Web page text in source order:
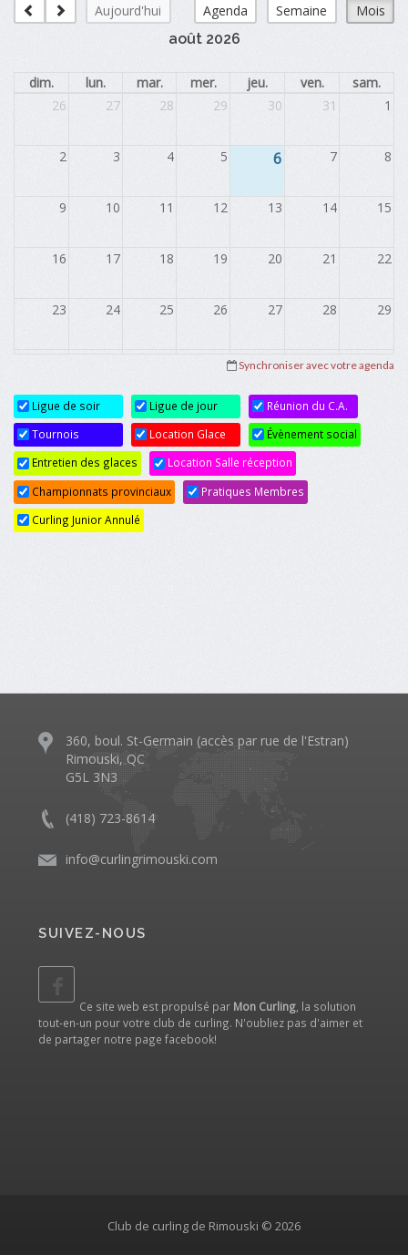
Aujourd'hui Agenda Semaine
Mois
août 2026
dim. lun. mar. mer. jeu. ven.
sam.
26
27 28 29 30 31 1
2 3 4 5 6 7 8
9 10 11 12 13 14 15
16 17 18 19 20 21 22
23 24 25 26 27 28 29
2 3 4 5
Synchroniser avec votre agenda
Ligue de soir Ligue de jour
Réunion du C.A.
Tournois
Location Glace
Évènement social
Entretien des glaces
Location Salle réception
Championnats provinciaux
Pratiques Membres
Curling Junior Annulé
360, boul. St-Germain (accès par rue de l'Estran)
Rimouski, QC
G5L 3N3
(418) 723-8614
info@curlingrimouski.com
SUIVEZ-NOUS
Ce site web est propulsé par Mon Curling , la solution
tout-en-un pour votre club de curling. N'oubliez pas d'aimer et
de partager notre page facebook!
Club de curling de Rimouski © 2026